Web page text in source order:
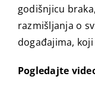
godišnjicu
razmišljanja o
događajima,
Pogledajte